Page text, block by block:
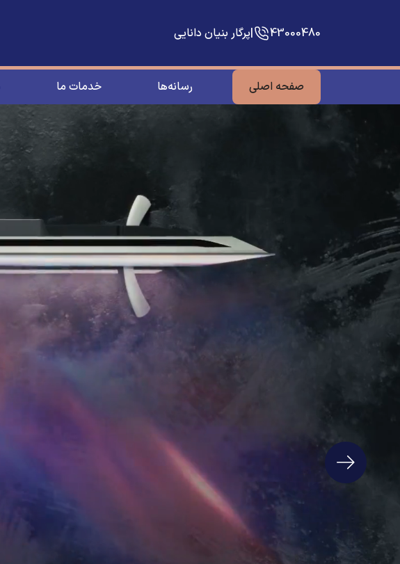
43000480
|پرگار بنیان دانایی
صفحه اصلی رسانه‌ها خدمات ما